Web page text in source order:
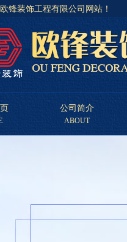
锋装饰工程有限公司网站！
公司简介
ABOUT